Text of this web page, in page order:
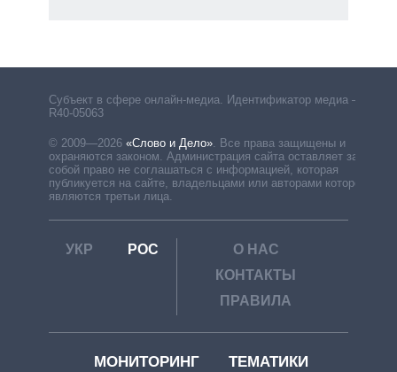
Субъект в сфере онлайн-медиа. Идентификатор медиа –
R40-05063
© 2009—2026 «Слово и Дело». Все права защищены и
охраняются законом. Администрация сайта оставляет за
собой право не соглашаться с информацией, которая
публикуется на сайте, владельцами или авторами которой
являются третьи лица.
УКР РОС
О НАС
КОНТАКТЫ
ПРАВИЛА
МОНИТОРИНГ ТЕМАТИКИ